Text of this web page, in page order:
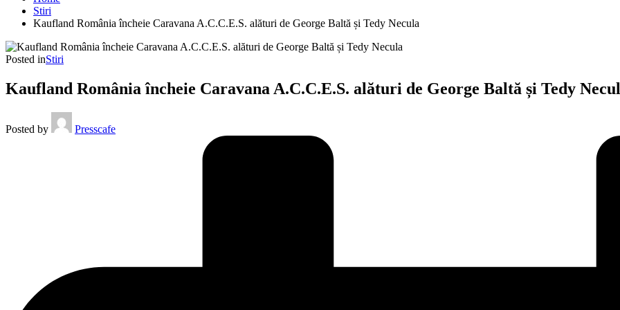
Stiri
Kaufland România încheie Caravana A.C.C.E.S. alături de George Baltă și Tedy Necula
Posted inStiri
Kaufland România încheie Caravana A.C.C.E.S. alături de George Baltă și Tedy
Posted by Presscafe